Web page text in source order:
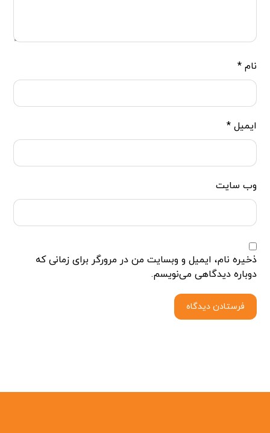
نام*
ایمیل*
وب‌ سایت
ذخیره نام، ایمیل و وبسایت من در مرورگر برای زمانی که
دوباره دیدگاهی می‌نویسم.
فرستادن دیدگاه